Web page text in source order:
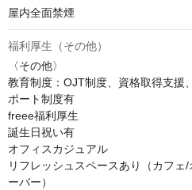
屋内全面禁煙
福利厚生（その他）
〈その他〉
教育制度：OJT制度、資格取得支援
ポート制度有
freee福利厚生
誕生日祝い有
オフィスカジュアル
リフレッシュスペースあり（カフ
ーバー）